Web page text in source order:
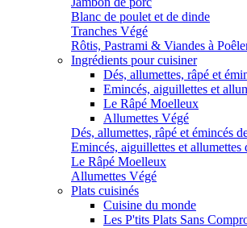
Blanc de poulet et de dinde
Tranches Végé
Rôtis, Pastrami & Viandes à
Ingrédients pour cuisiner
Dés, allumettes, râpé et
Emincés, aiguillettes et
Le Râpé Moelleux
Allumettes Végé
Dés, allumettes, râpé et émincés
Emincés, aiguillettes et allumettes
Le Râpé Moelleux
Allumettes Végé
Plats cuisinés
Cuisine du monde
Les P'tits Plats Sans